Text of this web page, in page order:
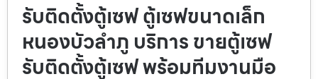
รับติดตั้งตู้เซฟ ตู้เซฟขนาดเล็ก
หนองบัวลำภู บริการ ขายตู้เซฟ
รับติดตั้งตู้เซฟ พร้อมทีมงานมือ